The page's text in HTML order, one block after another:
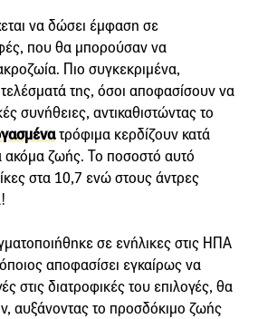
να δώσει έμφαση σε
που θα μπορούσαν να
Πιο συγκεκριμένα,
της, όσοι αποφασίσουν να
συνήθειες, αντικαθιστώντας το
τρόφιμα κερδίζουν κατά
ακόμα ζωής. Το ποσοστό αυτό
στα 10,7 ενώ στους άντρες
σε ενήλικες στις ΗΠΑ
όποιος αποφασίσει εγκαίρως να
στις διατροφικές του επιλογές, θα
αυξάνοντας το προσδόκιμο ζωής